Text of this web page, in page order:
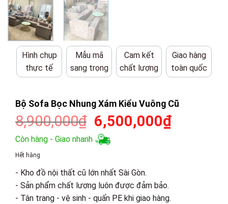
Hình chụp
thực tế
Mẫu mã
sang trọng
Cam kết
chất lượng
Giao hàng
toàn quốc
Bộ Sofa Bọc Nhung Xám Kiểu Vuông Cũ
8,900,000₫ Giá
gốc
là:
6,500,000₫Giá
Còn hàng - Giao nhanh
Hết hàng
- Kho đồ nội thất cũ lớn nhất Sài Gòn.
- Sản phẩm chất lượng luôn được đảm bảo.
- Tân trang - vệ sinh - quấn PE khi giao hàng.